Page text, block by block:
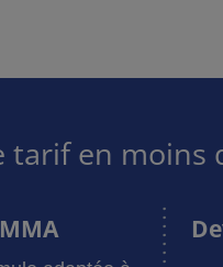
tarif en moins